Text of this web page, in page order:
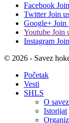
Facebook
Twitter Join
Google+ Join
Youtube Join
Instagram
© 2026 - Savez
Početak
Vesti
SHLS
O
Istorijat